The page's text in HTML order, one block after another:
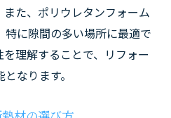
トとその特徴
な断熱材の選択肢
入事例
新トレンド
た、ポリウレタンフォーム
に隙間の多い場所に最適で
理解することで、リフォー
なります。